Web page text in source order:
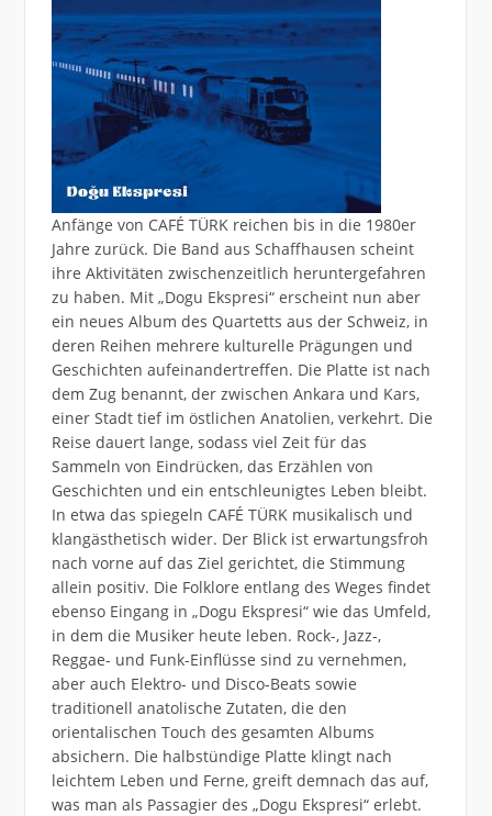
Anfänge von CAFÉ TÜRK reichen bis in die 1980er
Jahre zurück. Die Band aus Schaffhausen scheint
ihre Aktivitäten zwischenzeitlich heruntergefahren
zu haben. Mit „Dogu Ekspresi“ erscheint nun aber
ein neues Album des Quartetts aus der Schweiz, in
deren Reihen mehrere kulturelle Prägungen und
Geschichten aufeinandertreffen. Die Platte ist nach
dem Zug benannt, der zwischen Ankara und Kars,
einer Stadt tief im östlichen Anatolien, verkehrt. Die
Reise dauert lange, sodass viel Zeit für das
Sammeln von Eindrücken, das Erzählen von
Geschichten und ein entschleunigtes Leben bleibt.
In etwa das spiegeln CAFÉ TÜRK musikalisch und
klangästhetisch wider. Der Blick ist erwartungsfroh
nach vorne auf das Ziel gerichtet, die Stimmung
allein positiv. Die Folklore entlang des Weges findet
ebenso Eingang in „Dogu Ekspresi“ wie das Umfeld,
in dem die Musiker heute leben. Rock-, Jazz-,
Reggae- und Funk-Einflüsse sind zu vernehmen,
aber auch Elektro- und Disco-Beats sowie
traditionell anatolische Zutaten, die den
orientalischen Touch des gesamten Albums
absichern. Die halbstündige Platte klingt nach
leichtem Leben und Ferne, greift demnach das auf,
was man als Passagier des „Dogu Ekspresi“ erlebt.